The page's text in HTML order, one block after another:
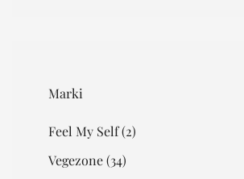
Marki
Feel My Self(2)
Vegezone(34)